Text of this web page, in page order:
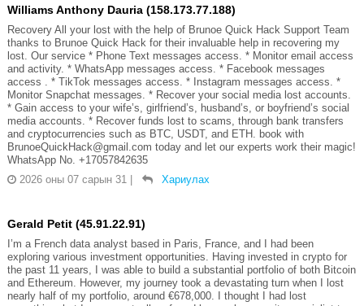
Williams Anthony Dauria (158.173.77.188)
Recovery All your lost with the help of Brunoe Quick Hack Support Team
thanks to Brunoe Quick Hack for their invaluable help in recovering my
lost. Our service * Phone Text messages access. * Monitor email access
and activity. * WhatsApp messages access. * Facebook messages
access . * TikTok messages access. * Instagram messages access. *
Monitor Snapchat messages. * Recover your social media lost accounts.
* Gain access to your wife’s, girlfriend’s, husband’s, or boyfriend’s social
media accounts. * Recover funds lost to scams, through bank transfers
and cryptocurrencies such as BTC, USDT, and ETH. book with
BrunoeQuickHack@gmail.com today and let our experts work their magic!
WhatsApp No. +17057842635
2026 оны 07 сарын 31
Хариулах
Gerald Petit (45.91.22.91)
I’m a French data analyst based in Paris, France, and I had been
exploring various investment opportunities. Having invested in crypto for
the past 11 years, I was able to build a substantial portfolio of both Bitcoin
and Ethereum. However, my journey took a devastating turn when I lost
nearly half of my portfolio, around €678,000. I thought I had lost